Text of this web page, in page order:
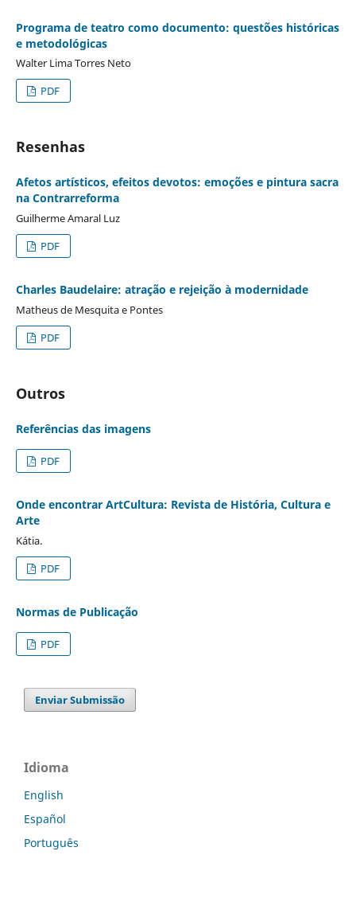
Programa de teatro como documento: questões históricas
e metodológicas
Walter Lima Torres Neto
PDF
Resenhas
Afetos artísticos, efeitos devotos: emoções e pintura sacra
na Contrarreforma
Guilherme Amaral Luz
PDF
Charles Baudelaire: atração e rejeição à modernidade
Matheus de Mesquita e Pontes
PDF
Outros
Referências das imagens
PDF
Onde encontrar ArtCultura: Revista de História, Cultura e
Arte
Kátia.
PDF
Normas de Publicação
PDF
Enviar Submissão
Idioma
English
Español
Português